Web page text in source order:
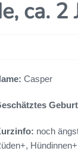
ca.
Casper
noch
Hündinnen+